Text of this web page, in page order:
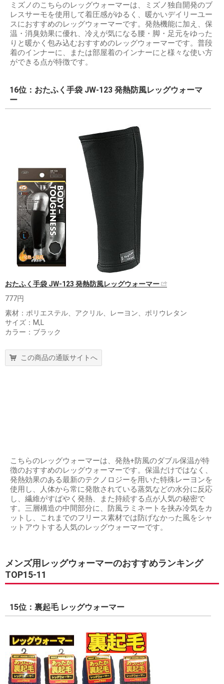
ミズノのこちらのレッグウォーマーは、ミズノ独自開発のブ
レスサーモを使用して着圧感がゆるく、暖かいデイリーユー
スにおすすめのレッグウォーマーです。発熱機能に加え、保
温・消臭効果に優れ、冷えが気になる腰・脚・足元をゆった
りと暖かく包み込むおすすめのレッグウォーマーです。普段
着のインナーに、または部屋着のインナーにと様々な使い方
ができる点が特徴です。
16位：おたふく手袋 JW-123 発熱防風レッグウォーマ
ー
おたふく手袋 JW-123 発熱防風レッグウォーマー
777円
素材：ポリエステル、アクリル、レーヨン、ポリウレタン
サイズ：M,L
カラー：ブラック
この商品の通販サイトへ
こちらのレッグウォーマーは、発熱+防風のダブル保温が特
徴のおすすめのレッグウォーマーです。保温だけではなく、
発熱効果のある最新のテクノロジーを用いた特殊レーヨンを
使用し、人体から常に発散されている蒸気などの水分に反応
し、繊維がすばやく発熱、また持続する点が人気の秘密で
す。三層構造の中間部分に、防風ラミネートを挟み冷気をカ
ットし、これまでのフリース素材では防げなかった風をシャ
ットアウトする人気のレッグウォーマーです。
メンズ用レッグウォーマーのおすすめランキング
TOP15-11
15位：裏起毛 レッグウォーマー